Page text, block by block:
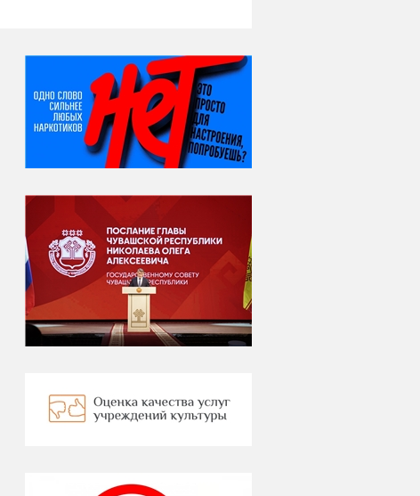
НИ ДНЯ БЕЗ ДАТЫ...
07 августа
Я встретил вас – и
всё былое...